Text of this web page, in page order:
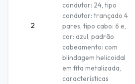
2
condutor: 24, tipo
condutor: trançado 4
pares, tipo cabo: 6 e,
cor: azul, padrão
cabeamento: com
blindagem helicoidal
em fita metalizada,
características